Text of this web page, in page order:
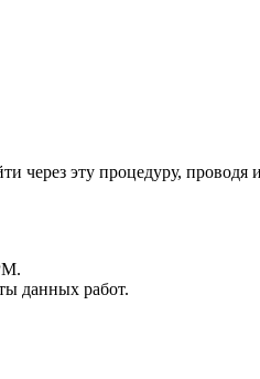
эту процедуру, проводя
данных работ.